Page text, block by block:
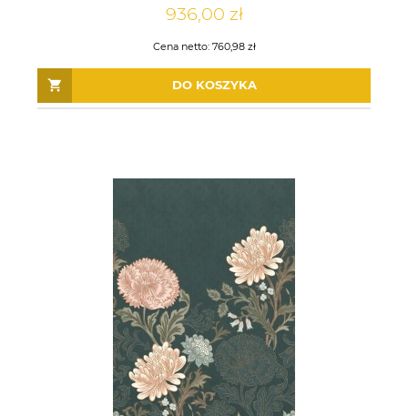
936,00 zł
Cena netto: 760,98 zł
DO KOSZYKA